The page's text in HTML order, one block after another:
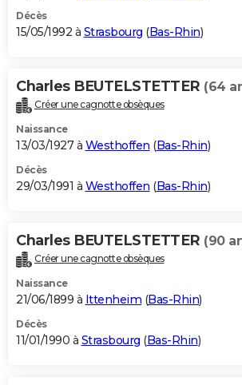
Décès
15/05/1992 à Strasbourg (Bas-Rhin)
Charles BEUTELSTETTER (64
Créer une cagnotte obsèques
Naissance
13/03/1927 à Westhoffen (Bas-Rhin)
Décès
29/03/1991 à Westhoffen (Bas-Rhin)
Charles BEUTELSTETTER (90
Créer une cagnotte obsèques
Naissance
21/06/1899 à Ittenheim (Bas-Rhin)
Décès
11/01/1990 à Strasbourg (Bas-Rhin)